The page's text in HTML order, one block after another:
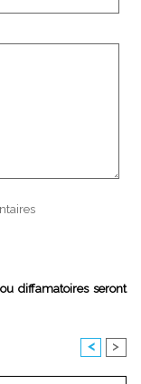
diffamatoires seront
< >